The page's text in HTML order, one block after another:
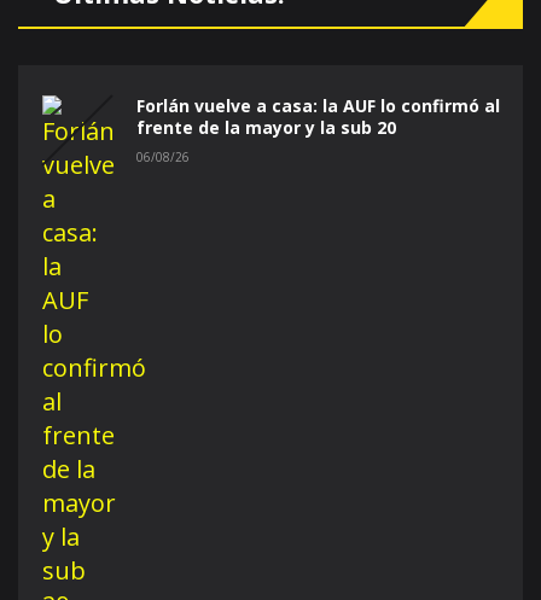
Forlán vuelve a casa: la AUF lo confirmó al
frente de la mayor y la sub 20
06/08/26